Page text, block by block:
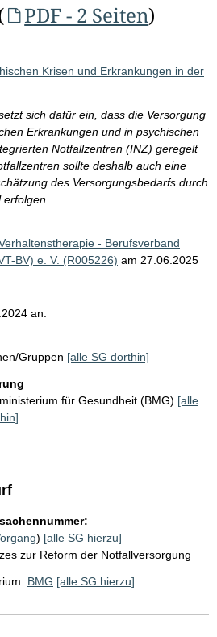
PDF - 2 Seiten)
Krisen und Erkrankungen in der
sich dafür ein, dass die Versorgung
Erkrankungen und in psychischen
Notfallzentren (INZ) geregelt
sollte deshalb auch eine
des Versorgungsbedarfs durch
- Berufsverband
BV) e. V. (R005226) am 27.06.2025
an:
Gruppen [alle SG dorthin]
für Gesundheit (BMG) [alle
) [alle SG hierzu]
zur Reform der Notfallversorgung
BMG [alle SG hierzu]